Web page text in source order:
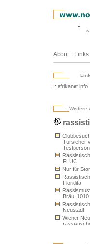
About :: Links
:: afrikanet.info
Weitere
Türsteher
FLUC
Nur für
Floridita
Bräu, 1010
Neustadt
Wiener